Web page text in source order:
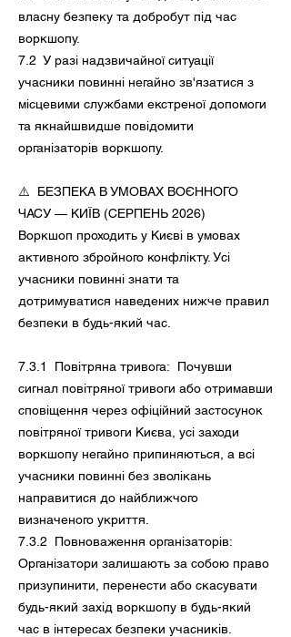
власну безпеку та добробут під час
воркшопу.
7.2 У разі надзвичайної ситуації
учасники повинні негайно зв'язатися з
місцевими службами екстреної допомоги
та якнайшвидше повідомити
організаторів воркшопу.
⚠️ БЕЗПЕКА В УМОВАХ ВОЄННОГО
ЧАСУ — КИЇВ (СЕРПЕНЬ 2026)
Воркшоп проходить у Києві в умовах
активного збройного конфлікту. Усі
учасники повинні знати та
дотримуватися наведених нижче правил
безпеки в будь-який час.
7.3.1 Повітряна тривога: Почувши
сигнал повітряної тривоги або отримавши
сповіщення через офіційний застосунок
повітряної тривоги Києва, усі заходи
воркшопу негайно припиняються, а всі
учасники повинні без зволікань
направитися до найближчого
визначеного укриття.
7.3.2 Повноваження організаторів:
Організатори залишають за собою право
призупинити, перенести або скасувати
будь-який захід воркшопу в будь-який
час в інтересах безпеки учасників.